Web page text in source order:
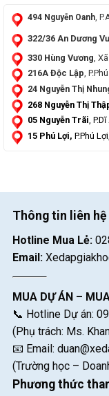
494 Nguyễn Oanh,
322/36 An Dương
330 Hùng Vương ,
216A Độc Lập,
24 Nguyễn Thị
268 Nguyễn Thị
05 Nguyễn Trãi,
15 Phú Lợi, P.Phú
Thông tin liên hệ
Hotline Mua Lẻ:
Email:
MUA DỰ ÁN –
📞 Hotline Dự án:
(Phụ trách: Ms.
📧 Email:
(Trường học –
Phương thức